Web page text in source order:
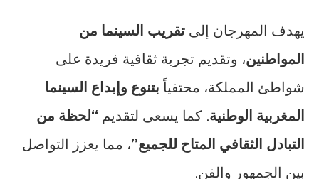
يهدف المهرجان إلىتقريب السينما من
المواطنين، وتقديم تجربة ثقافية فريدة على
شواطئ المملكة، محتفياًبتنوع وإبداع السينما
المغربية الوطنية. كما يسعى لتقديم “لحظة من
التبادل الثقافي المتاح للجميع”، مما يعزز التواصل
بين الجمهور والفن.